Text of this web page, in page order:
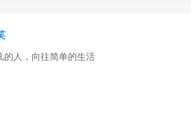
的人，向往简单的生活